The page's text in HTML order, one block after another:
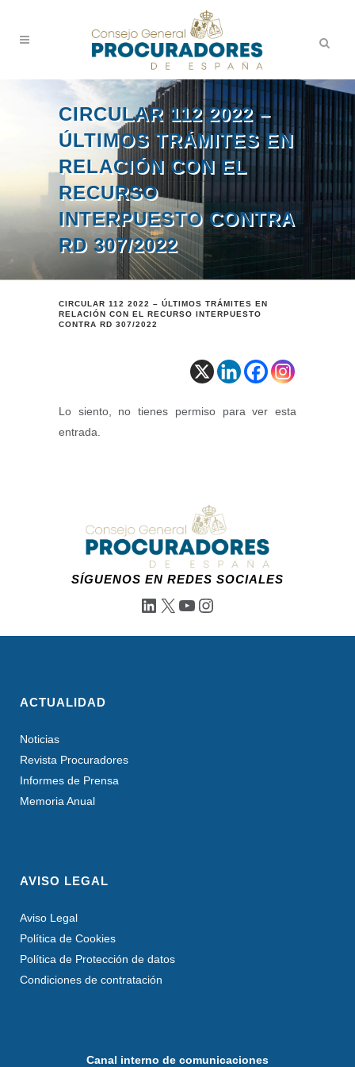
CIRCULAR 112 2022 –
ÚLTIMOS TRÁMITES EN
RELACIÓN CON EL
RECURSO
INTERPUESTO CONTRA
RD 307/2022
CIRCULAR 112 2022 – ÚLTIMOS TRÁMITES EN
RELACIÓN CON EL RECURSO INTERPUESTO
CONTRA RD 307/2022
Lo siento, no tienes permiso para ver esta
entrada.
SÍGUENOS EN REDES SOCIALES
LinkedIn
X YouTube
Instagram
ACTUALIDAD
Noticias
Revista Procuradores
Informes de Prensa
Memoria Anual
AVISO LEGAL
Aviso Legal
Política de Cookies
Política de Protección de datos
Condiciones de contratación
Canal interno de comunicaciones